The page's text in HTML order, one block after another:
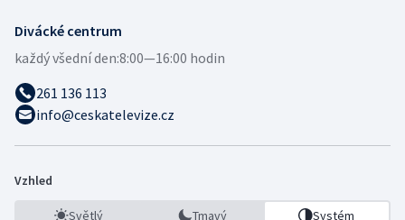
Divácké centrum
každý všední den:8:00—16:00 hodin
261 136 113
info@ceskatelevize.cz
Vzhled
Světlý Tmavý Systém